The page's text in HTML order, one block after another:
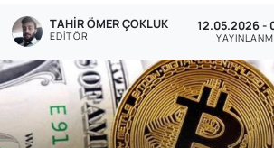
TAHIR ÖMER ÇOKLUK
EDITÖR
12.05.2026 -
Ekonomi
Genel
Gündem